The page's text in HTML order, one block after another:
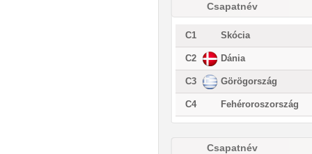
Csapatnév
C1 Skócia
C2 Dánia
C3 Görögország
C4 Fehéroroszország
Csapatnév